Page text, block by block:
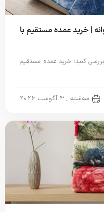
| خرید عمده مستقیم با
کنید؛ خرید عمده مستقیم
سه‌شنبه , 4 آگوست 2026